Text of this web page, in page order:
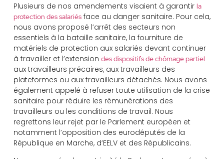
Plusieurs de nos amendements visaient à garantir la
protection des salariésface au danger sanitaire. Pour cela,
nous avons proposé l’arrêt des secteurs non
essentiels à la bataille sanitaire, la fourniture de
matériels de protection aux salariés devant continuer
à travailler et l’extension des dispositifs de chômage partiel
aux travailleurs précaires, aux travailleurs des
plateformes ou aux travailleurs détachés. Nous avons
également appelé à refuser toute utilisation de la crise
sanitaire pour réduire les rémunérations des
travailleurs ou les conditions de travail. Nous
regrettons leur rejet par le Parlement européen et
notamment l’opposition des eurodéputés de la
République en Marche, d’EELV et des Républicains.